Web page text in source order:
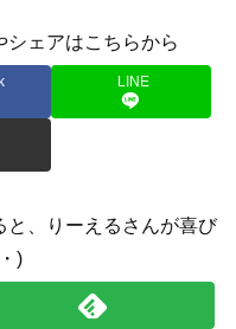
ェアはこちらから
LINE
、りーえるさんが喜び
)